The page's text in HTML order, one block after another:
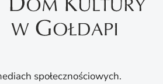
społecznościowych.